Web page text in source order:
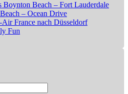
Boynton Beach – Fort Lauderdale
– Ocean Drive
France nach Düsseldorf
Fun